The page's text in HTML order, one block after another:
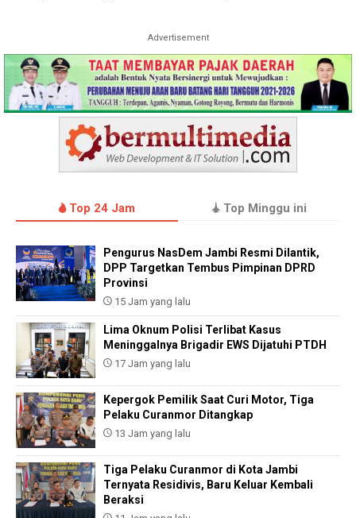
Advertisement
Top 24 Jam Top Minggu ini
Pengurus NasDem Jambi Resmi Dilantik,
DPP Targetkan Tembus Pimpinan DPRD
Provinsi
15 Jam yang lalu
Lima Oknum Polisi Terlibat Kasus
Meninggalnya Brigadir EWS Dijatuhi PTDH
17 Jam yang lalu
Kepergok Pemilik Saat Curi Motor, Tiga
Pelaku Curanmor Ditangkap
13 Jam yang lalu
Tiga Pelaku Curanmor di Kota Jambi
Ternyata Residivis, Baru Keluar Kembali
Beraksi